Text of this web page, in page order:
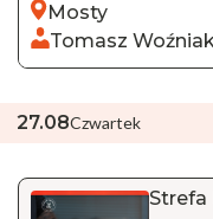
Mosty
Tomasz
Czwartek
27.08
Strefa